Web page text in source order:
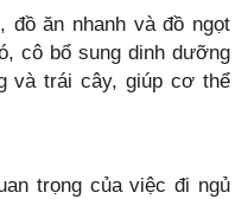
đồ ăn nhanh và đồ ngọt
cô bổ sung dinh dưỡng
và trái cây, giúp cơ thể
trọng của việc đi ngủ